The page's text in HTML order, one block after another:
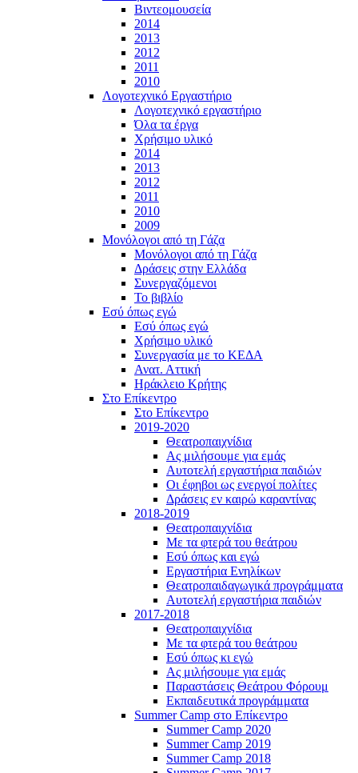
Βιντεομουσεία
2014
2013
2012
2011
2010
Λογοτεχνικό Εργαστήριο
Λογοτεχνικό εργαστήριο
Όλα τα έργα
Χρήσιμο υλικό
2014
2013
2012
2011
2010
2009
Μονόλογοι από τη Γάζα
Μονόλογοι από τη Γάζα
Δράσεις στην Ελλάδα
Συνεργαζόμενοι
To βιβλίο
Εσύ όπως εγώ
Εσύ όπως εγώ
Χρήσιμο υλικό
Συνεργασία με το ΚΕΔΑ
Ανατ. Αττική
Ηράκλειο Κρήτης
Στο Επίκεντρο
Στο Επίκεντρο
2019-2020
Θεατροπαιχνίδια
Ας μιλήσουμε για εμάς
Αυτοτελή εργαστήρια παιδιών
Οι έφηβοι ως ενεργοί πολίτες
Δράσεις εν καιρώ καραντίνας
2018-2019
Θεατροπαιχνίδια
Με τα φτερά του θεάτρου
Εσύ όπως και εγώ
Εργαστήρια Ενηλίκων
Θεατροπαιδαγωγικά προγράμματα
Αυτοτελή εργαστήρια παιδιών
2017-2018
Θεατροπαιχνίδια
Με τα φτερά του θεάτρου
Εσύ όπως κι εγώ
Ας μιλήσουμε για εμάς
Παραστάσεις Θεάτρου Φόρουμ
Εκπαιδευτικά προγράμματα
Summer Camp στο Επίκεντρο
Summer Camp 2020
Summer Camp 2019
Summer Camp 2018